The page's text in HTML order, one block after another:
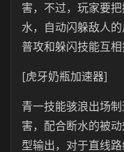
害，不过，玩家要
水，自动闪躲敌人
普攻和躲闪技能互相
[虎牙奶瓶加速器]
青一技能骇浪出场
害，配合断水的被
型输出，对于直线